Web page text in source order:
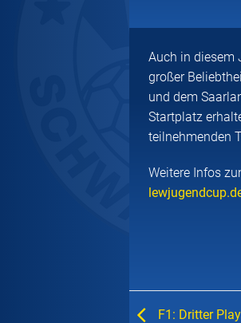
Auch in diesem
großer
und dem
Startplatz
teilnehmenden
Weitere Infos
F1: Dritter